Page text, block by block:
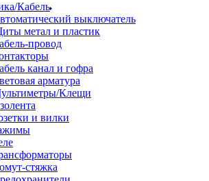
Кабель
выключатель
метал и пластик
провод
канал и гофра
арматура
Клещи
и вилки
стяжка